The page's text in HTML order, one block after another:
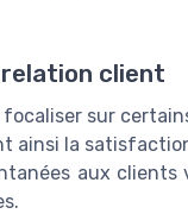
client
focaliser sur
ainsi la
aux clients